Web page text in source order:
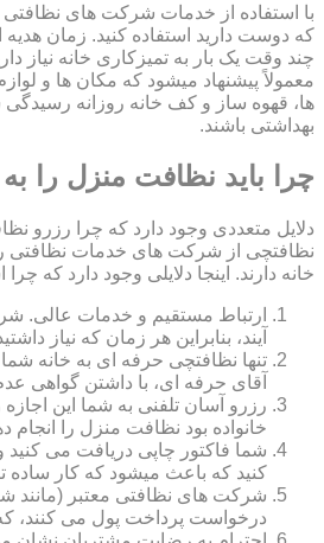
با استفاده از خدمات شرکت های نظافتی
که دوست دارید استفاده کنید. زمان
چند وقت یک بار به تمیزکاری خانه نیاز
معمولاً پیشنهاد میشود که مکان ها و
ها، قهوه ساز و کف خانه روزانه
بهداشتی باشند.
چرا باید نظافت منزل را
دلایل متعددی وجود دارد که چرا رزرو
نظافتچی از شرکت های خدمات نظافتی
خانه دارند. اینجا دلایلی وجود دارد که
ارتباط مستقیم و خدمات عالی.
آیند، بنابراین هر زمان که نیاز
تنها نظافتچی حرفه ای به خانه
آقای حرفه ای، با داشتن گواهی
رزرو آسان تلفنی به شما این
خانواده بود نظافت منزل را انجام
شما فاکتور چاپی دریافت می کنید
کنید که باعث میشود که کار ساده
شرکت های نظافتی معتبر (مانند
درخواست پرداخت پول می کنند،